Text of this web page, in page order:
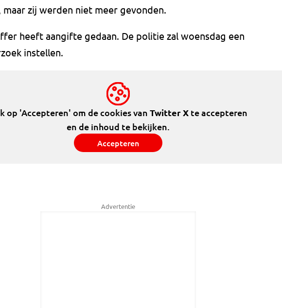
maar zij werden niet meer gevonden.
heeft aangifte gedaan. De politie zal woensdag een
instellen.
op 'Accepteren' om de cookies van Twitter Xte accepteren
en de inhoud te bekijken.
Accepteren
Advertentie